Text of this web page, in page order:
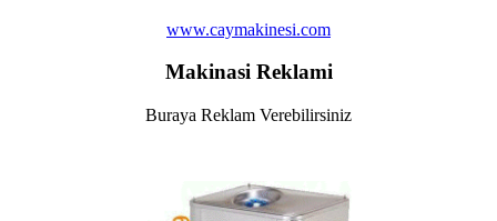
www.caymakinesi.com
Makinasi Reklami
Buraya Reklam Verebilirsiniz